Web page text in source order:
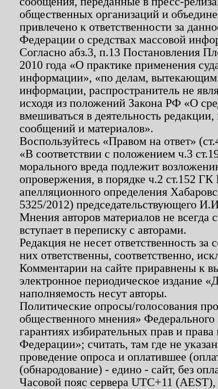
общественных организаций и
привлечено к ответственности за
Федерации о средствах массовой
Согласно абз.3, п.13 Постановления
2010 года «О практике применения
информации», «по делам, вытекающим
информации, распространитель не
исходя из положений Закона РФ «О
вмешиваться в деятельность
сообщений и материалов».
Воспользуйтесь «Правом на ответ»
«В соответствии с положением ч.3
морального вреда подлежит
опровержения, в порядке ч.2 ст.152
апелляционного определения
5325/2012) председательствующего
Мнения авторов материалов не
вступает в переписку с авторами.
Редакция не несет ответственность
них ответственны, соответственно,
Комментарии на сайте приравнены к
электронное периодическое издание
наполняемость несут авторы.
Политические опросы/голосования
общественного мнения»
гарантиях избирательных прав и
Федерации»; считать, там где не
проведение опроса и оплатившее
(обнародование) - едино - сайт, без
Часовой пояс сервера UTC+11